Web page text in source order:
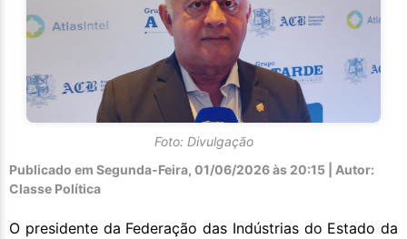
Foto: Divulgação
Publicado em Segunda-Feira, 01/06/2026 às 20:15 | Autor:
Classe Política
O presidente da Federação das Indústrias do Estado da